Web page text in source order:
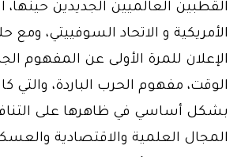
القطبين العالميين الجديدين حينها،
الإعلان للمرة الأولى عن المفهوم
الوقت، مفهوم الحرب الباردة، والتي
بشكل أساسي في ظاهرها على
المجال العلمية والاقتصادية